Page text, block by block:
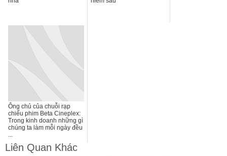
Ông chủ của chuỗi rạp
chiếu phim Beta Cineplex:
Trong kinh doanh những gì
chúng ta làm mỗi ngày đều
...
Liên Quan Khác